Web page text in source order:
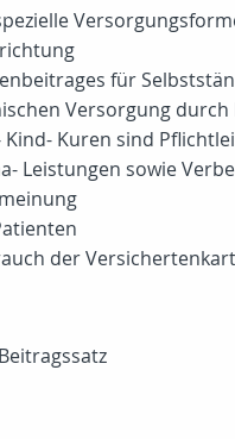
für
Versorgung
Kuren sind
Leistungen sowie
der